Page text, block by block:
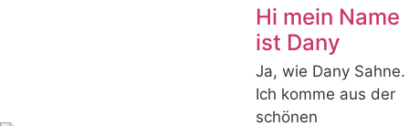
Hi mein Name
ist Dany
Ja, wie Dany Sahne.
Ich komme aus der
schönen